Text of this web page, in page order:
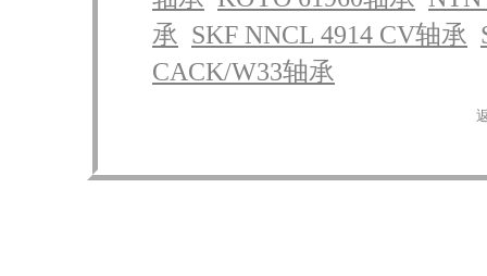
承 SKF NNCL 4914 CV轴承
CACK/W33轴承